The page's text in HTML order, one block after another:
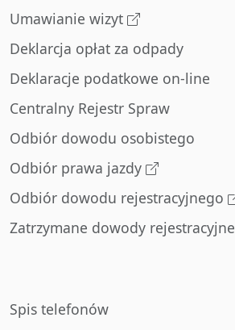
Umawianie wizyt
Deklarcja opłat za odpady
Deklaracje podatkowe on-line
Centralny Rejestr Spraw
Odbiór dowodu osobistego
Odbiór prawa jazdy
Odbiór dowodu rejestracyjnego
Zatrzymane dowody rejestracyjne
Spis telefonów